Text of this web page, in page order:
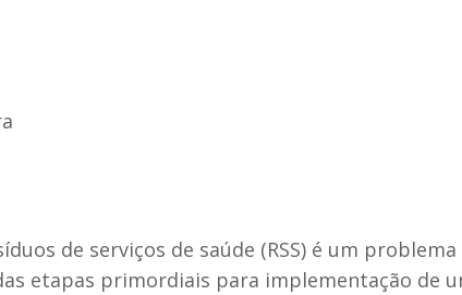
de serviços de saúde (RSS) é um
etapas primordiais para implementação de